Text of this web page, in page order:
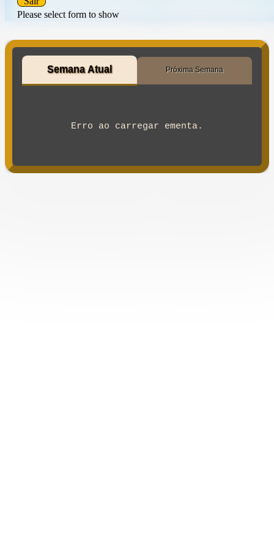
Please select form to show
Semana Atual Próxima Semana
Erro ao carregar ementa.